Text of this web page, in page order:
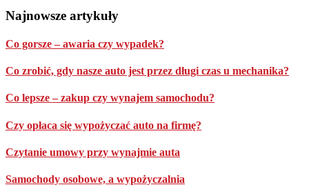
Najnowsze artykuły
Co gorsze – awaria czy wypadek?
Co zrobić, gdy nasze auto jest przez długi czas u mechanika?
Co lepsze – zakup czy wynajem samochodu?
Czy opłaca się wypożyczać auto na firmę?
Czytanie umowy przy wynajmie auta
Samochody osobowe, a wypożyczalnia